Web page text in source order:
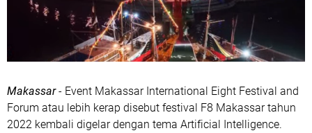
Makassar- Event Makassar International Eight Festival and
Forum atau lebih kerap disebut festival F8 Makassar tahun
2022 kembali digelar dengan tema Artificial Intelligence.